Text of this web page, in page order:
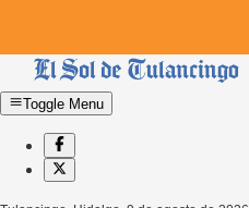
Toggle Menu